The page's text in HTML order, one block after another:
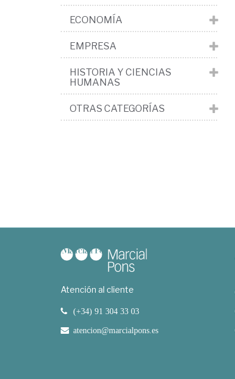
ECONOMÍA
EMPRESA
HISTORIA Y CIENCIAS
HUMANAS
OTRAS CATEGORÍAS
Atención al cliente
(+34) 91 304 33 03
atencion@marcialpons.es